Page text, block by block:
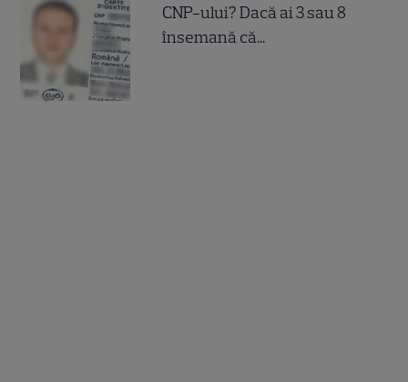
CNP-ului? Dacă ai 3 sau 8
însemană că...